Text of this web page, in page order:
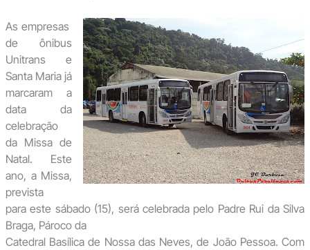
As empresas
de ônibus
Unitrans e
Santa Maria já
marcaram a
data da
celebração
da Missa de
Natal. Este
ano, a Missa,
prevista
para este sábado (15), será celebrada pelo Padre Rui da Silva
Braga, Pároco da
Catedral Basílica de Nossa das Neves, de João Pessoa. Com